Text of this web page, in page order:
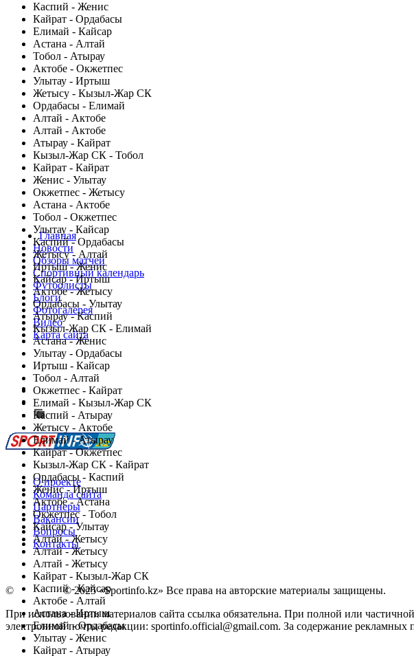
Каспий - Женис
Кайрат - Ордабасы
Елимай - Кайсар
Астана - Алтай
Тобол - Атырау
Актобе - Окжетпес
Улытау - Иртыш
Жетысу - Кызыл-Жар СК
Ордабасы - Елимай
Алтай - Актобе
Алтай - Актобе
Атырау - Кайрат
Кызыл-Жар СК - Тобол
Кайрат - Кайрат
Женис - Улытау
Окжетпес - Жетысу
Астана - Актобе
Тобол - Окжетпес
Улытау - Кайсар
Каспий - Ордабасы
Жетысу - Алтай
Иртыш - Женис
Кайсар - Иртыш
Актобе - Жетысу
Ордабасы - Улытау
Атырау - Каспий
Кызыл-Жар СК - Елимай
Астана - Женис
Улытау - Ордабасы
Иртыш - Кайсар
Тобол - Алтай
Окжетпес - Кайрат
Елимай - Кызыл-Жар СК
Каспий - Атырау
Жетысу - Актобе
Елимай - Атырау
Кайрат - Окжетпес
Кызыл-Жар СК - Кайрат
Ордабасы - Каспий
Женис - Иртыш
Актобе - Астана
Окжетпес - Тобол
Кайсар - Улытау
Алтай - Жетысу
Алтай - Жетысу
Алтай - Жетысу
Кайрат - Кызыл-Жар СК
Каспий - Кайсар
Актобе - Алтай
Астана - Иртыш
Елимай - Ордабасы
Улытау - Женис
Кайрат - Атырау
Главная
Новости
Обзоры матчей
Спортивный календарь
Футболисты
Блоги
Фотогалерея
Видео
Карта сайта
Есть идея?
Сообщить о мероприятии
Перейти на старый сайт
О проекте
Команда сайта
Партнеры
Вакансии
Вопросы
Контакты
© Copyright© 2025 «Sportinfo.kz» Все права на авторские материалы защищены.
При использовании материалов сайта ссылка обязательна. При полной или
электронной почты редакции: sportinfo.official@gmail.com. За содержание рекламных
Заметили ошибку в тексте?